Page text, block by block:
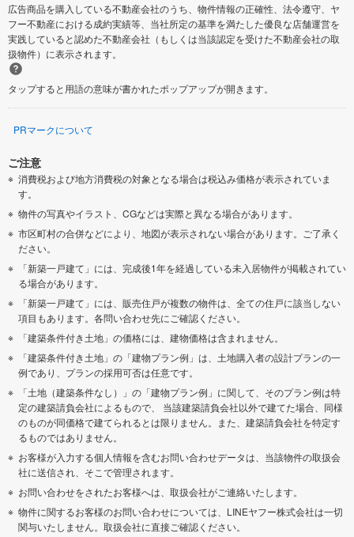
広告商品を購入している不動産会社のうち、物件情報の正確性、法令遵守、ヤ
フー不動産における成約実績等、当社所定の基準を満たした優良な店舗運営を
実践していると認めた不動産会社（もしくは当該認定を受けた不動産会社の取
扱物件）に表示されます。
タップすると用語の意味が書かれたポップアップが開きます。
PRマークについて
ご注意
消費税および地方消費税の対象となる場合は税込み価格が表示されていま
す。
物件の写真やイラスト、CGなどは実際と異なる場合があります。
市区町村の合併などにより、地図が表示されない場合があります。ご了承く
ださい。
「新築一戸建て」には、完成後1年を経過している未入居物件が掲載されてい
る場合があります。
「新築一戸建て」には、販売住戸が複数の物件は、全ての住戸に該当しない
項目もあります。各問い合わせ先にご確認ください。
「建築条件付き土地」の価格には、建物価格は含まれません。
「建築条件付き土地」の「建物プラン例」は、土地購入者の設計プランの一
例であり、プランの採用可否は任意です。
「土地（建築条件なし）」の「建物プラン例」に関して、そのプラン例は特
定の建築請負会社によるもので、 当該建築請負会社以外で建てた場合、同様
のものが同価格で建てられるとは限りません。また、建築請負会社を特定す
るものではありません。
お客様が入力する個人情報を含むお問い合わせデータは、当該物件の取扱会
社に送信され、そこで管理されます。
お問い合わせをされたお客様へは、取扱会社がご連絡いたします。
物件に関するお客様のお問い合わせについては、LINEヤフー株式会社は一切
関与いたしません。取扱会社に直接ご確認ください。